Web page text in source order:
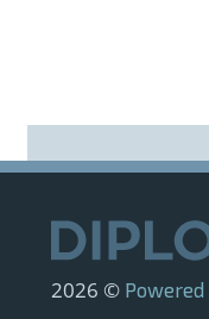
2026 ©